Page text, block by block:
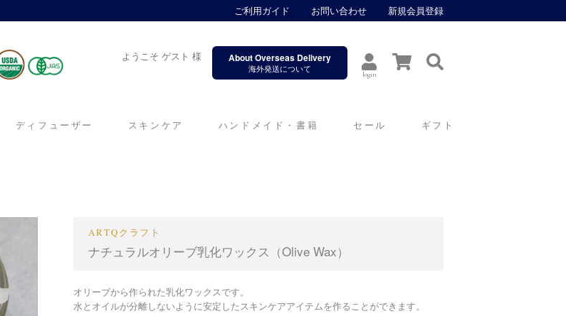
ご利用ガイド お問い合わせ 新規会員登録
ようこそ ゲスト 様 About Overseas Delivery
海外発送について
login
ディフューザー スキンケア ハンドメイド・書籍 セール ギフト
ARTQクラフト
ナチュラルオリーブ乳化ワックス（Olive Wax）
オリーブから作られた乳化ワックスです。
水とオイルが分離しないように安定したスキンケアアイテムを作ることができます。